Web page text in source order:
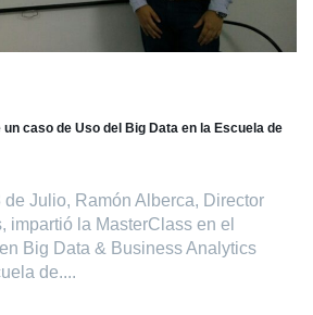
caso de Uso del Big Data en la Escuela de
Julio, Ramón Alberca, Director
impartió la MasterClass en el
Big Data & Business Analytics
de....